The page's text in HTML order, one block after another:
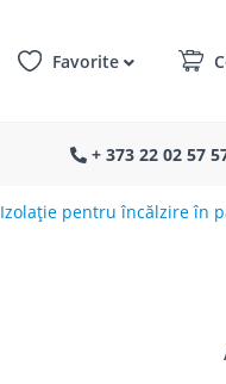
Favorite
+ 373 22 02 57
Izolație pentru încălzire în